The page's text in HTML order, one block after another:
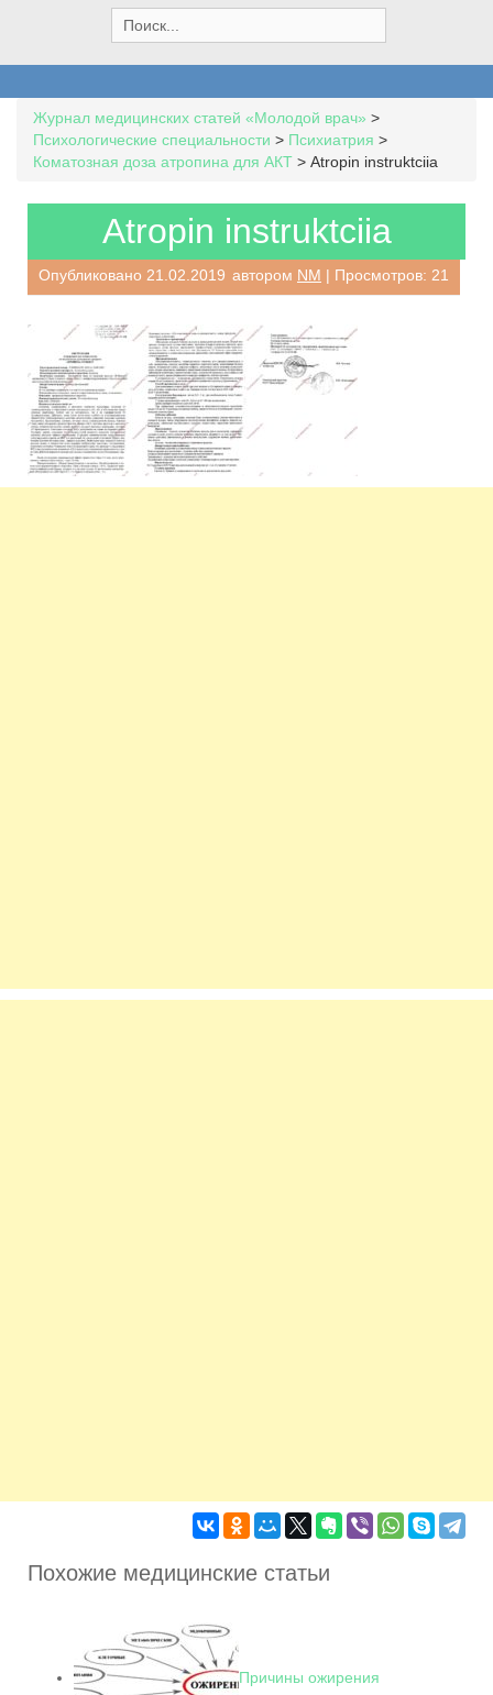
e
a
h
f
o
:
Журнал медицинских статей «Молодой врач» >
Психологические специальности > Психиатрия >
Коматозная доза атропина для АКТ > Atropin instruktciia
Atropin instruktciia
Опубликовано 21.02.2019 автором NM | Просмотров: 21
Похожие медицинские статьи
Причины ожирения